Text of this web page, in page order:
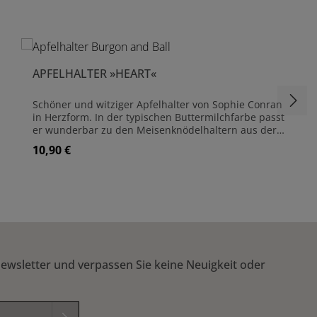
APFELHALTER »HEART«
Schöner und witziger Apfelhalter von Sophie Conran
in Herzform. In der typischen Buttermilchfarbe passt
er wunderbar zu den Meisenknödelhaltern aus der
gleichen Reihe. Er kann auch für andere Obstsorten
genutzt werden. Pflaumen, Birnen und andere
Regulärer Preis:
10,90 €
und verpassen Sie keine Neuigkeit oder